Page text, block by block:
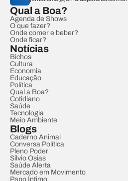
Qual a Boa?
Agenda de Shows
O que fazer?
Onde comer e beber?
Onde ficar?
Notícias
Bichos
Cultura
Economia
Educação
Política
Qual a Boa?
Cotidiano
Saúde
Tecnologia
Meio Ambiente
Blogs
Caderno Animal
Conversa Política
Pleno Poder
Sílvio Osias
Saúde Alerta
Mercado em Movimento
Papo Íntimo